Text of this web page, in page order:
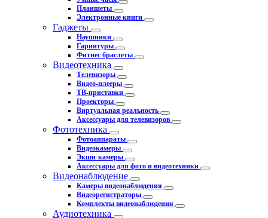
Планшеты
Электронные книги
Гаджеты
Наушники
Гарнитуры
Фитнес браслеты
Видеотехника
Телевизоры
Видео-плееры
ТВ-приставки
Проекторы
Виртуальная реальность
Аксессуары для телевизоров
Фототехника
Фотоаппараты
Видеокамеры
Экшн-камеры
Аксессуары для фото и видеотехники
Видеонаблюдение
Камеры видеонаблюдения
Видеорегистраторы
Комплекты видеонаблюдения
Аудиотехника